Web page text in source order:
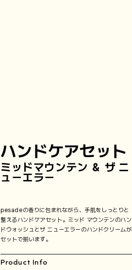
ハンドケアセット
ミッドマウンテン ＆ ザ ニ
ューエラー
pesadeの香りに包まれながら、手肌をしっとりと
整えるハンドケアセット。ミッド マウンテンのハン
ドウォッシュとザ ニューエラーのハンドクリームが
セットで揃います。
Product Info